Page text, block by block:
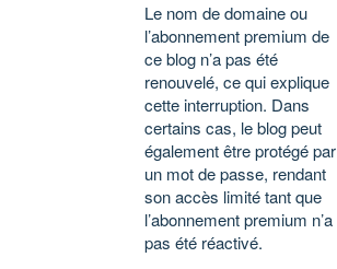
Le nom de domaine ou
l’abonnement premium de
ce blog n’a pas été
renouvelé, ce qui explique
cette interruption. Dans
certains cas, le blog peut
également être protégé par
un mot de passe, rendant
son accès limité tant que
l’abonnement premium n’a
pas été réactivé.